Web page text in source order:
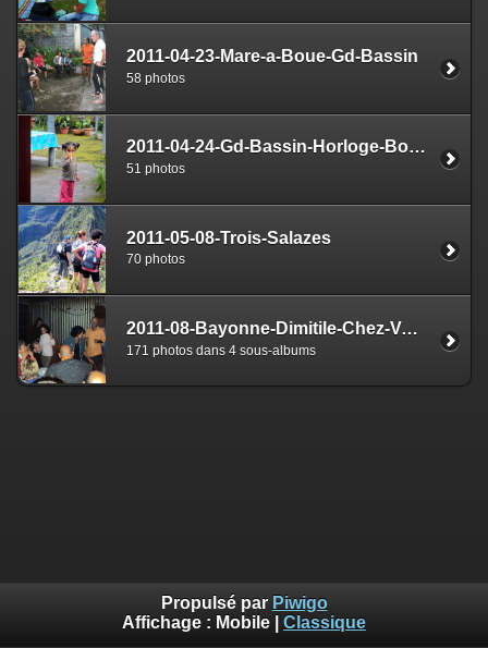
2011-04-23-Mare-a-Boue-Gd-Bassin
58 photos
2011-04-24-Gd-Bassin-Horloge-Bois-Court
51 photos
2011-05-08-Trois-Salazes
70 photos
2011-08-Bayonne-Dimitile-Chez-Valmyr
171 photos dans 4 sous-albums
Propulsé par Piwigo
Affichage : Mobile Classique